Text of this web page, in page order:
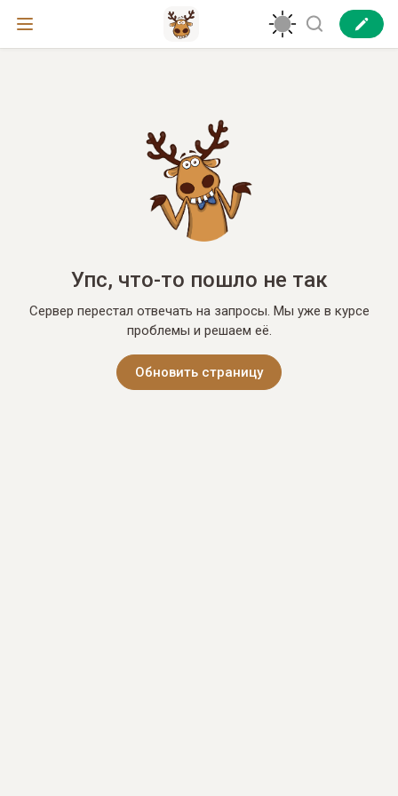
Упс, что-то пошло не так
Сервер перестал отвечать на запросы. Мы уже в курсе
проблемы и решаем её.
Обновить страницу